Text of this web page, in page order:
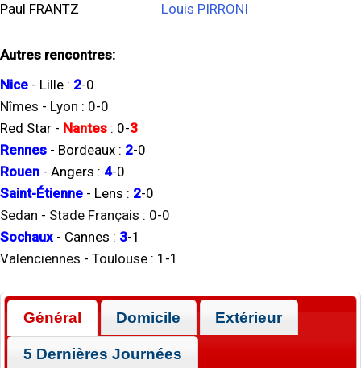
Paul FRANTZ Louis PIRRONI
Autres rencontres:
Nice - Lille : 2-0
Nîmes - Lyon : 0-0
Red Star - Nantes : 0-3
Rennes - Bordeaux : 2-0
Rouen - Angers : 4-0
Saint-Étienne - Lens : 2-0
Sedan - Stade Français : 0-0
Sochaux - Cannes : 3-1
Valenciennes - Toulouse : 1 -1
Général Domicile Extérieur
5 Dernières Journées